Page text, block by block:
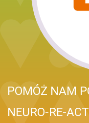
POMÓŻ NAM
NEURO-RE-